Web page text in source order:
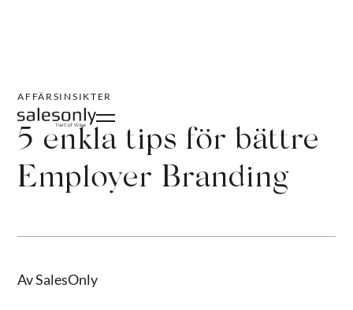
AFFÄRSINSIKTER
5 enkla tips för bättre
Employer Branding
Av SalesOnly